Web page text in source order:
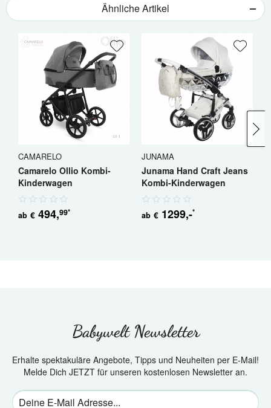
Ähnliche Artikel
CAMARELO
Camarelo Ollio Kombi-
Kinderwagen
ab € 494,99*
JUNAMA
Junama Hand Craft Jeans
Kombi-Kinderwagen
ab € 1299,-*
Babywelt Newsletter
Erhalte spektakuläre Angebote, Tipps und Neuheiten per E-Mail!
Melde Dich JETZT für unseren kostenlosen Newsletter an.